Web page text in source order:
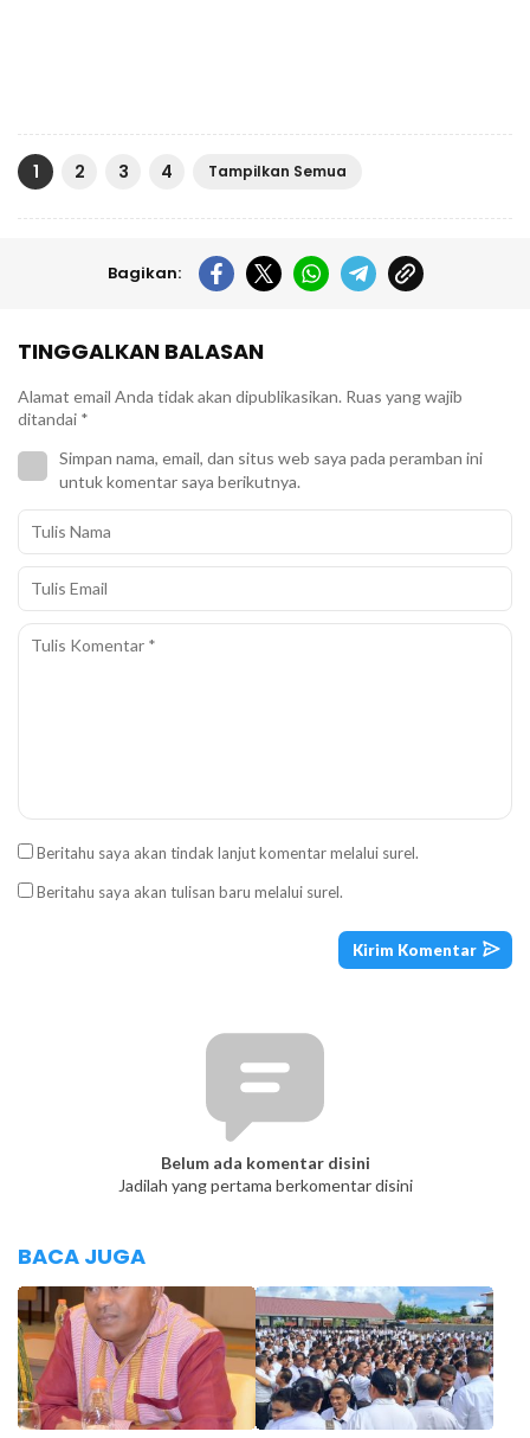
1 2 3 4 Tampilkan Semua
Bagikan:
TINGGALKAN BALASAN
Alamat email Anda tidak akan dipublikasikan. Ruas yang wajib
ditandai *
Simpan nama, email, dan situs web saya pada peramban ini
untuk komentar saya berikutnya.
Beritahu saya akan tindak lanjut komentar melalui surel.
Beritahu saya akan tulisan baru melalui surel.
Belum ada komentar disini
Jadilah yang pertama berkomentar disini
BACA JUGA